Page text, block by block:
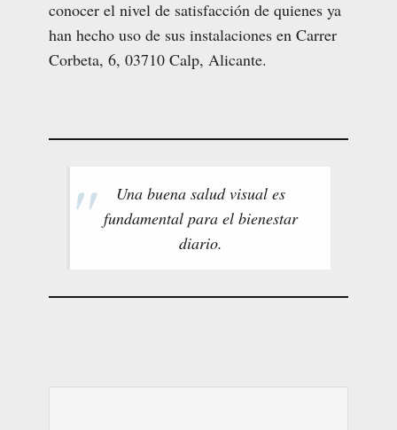
conocer el nivel de satisfacción de quienes ya
han hecho uso de sus instalaciones en Carrer
Corbeta, 6, 03710 Calp, Alicante.
Una buena salud visual es
fundamental para el bienestar
diario.